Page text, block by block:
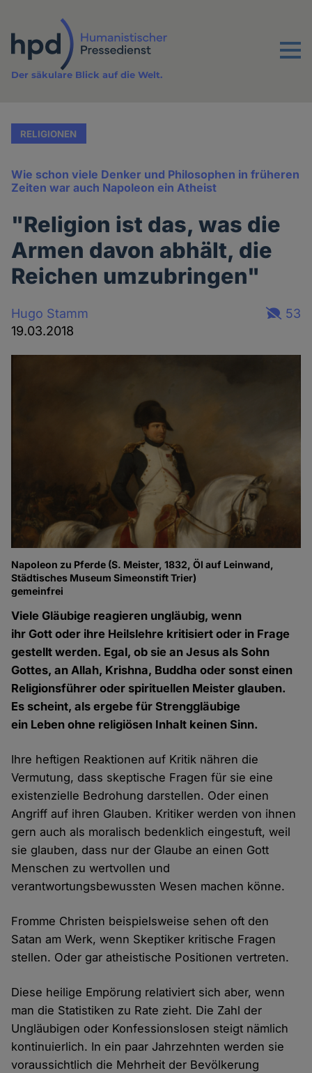
Inhalt
Menu
Der säkulare Blick auf die Welt.
RELIGIONEN
Wie schon viele Denker und Philosophen in früheren
Zeiten war auch Napoleon ein Atheist
"Religion ist das, was die
Armen davon abhält, die
Reichen umzubringen"
Hugo Stamm
19.03.2018
53
Napoleon zu Pferde (S. Meister, 1832, Öl auf Leinwand,
Städtisches Museum Simeonstift Trier)
gemeinfrei
Viele Gläubige reagieren ungläubig, wenn
ihr Gott oder ihre Heilslehre kritisiert oder in Frage
gestellt werden. Egal, ob sie an Jesus als Sohn
Gottes, an Allah, Krishna, Buddha oder sonst einen
Religionsführer oder spirituellen Meister glauben.
Es scheint, als ergebe für Strenggläubige
ein Leben ohne religiösen Inhalt keinen Sinn.
Ihre heftigen Reaktionen auf Kritik nähren die
Vermutung, dass skeptische Fragen für sie eine
existenzielle Bedrohung darstellen. Oder einen
Angriff auf ihren Glauben. Kritiker werden von ihnen
gern auch als moralisch bedenklich eingestuft, weil
sie glauben, dass nur der Glaube an einen Gott
Menschen zu wertvollen und
verantwortungsbewussten Wesen machen könne.
Fromme Christen beispielsweise sehen oft den
Satan am Werk, wenn Skeptiker kritische Fragen
stellen. Oder gar atheistische Positionen vertreten.
Diese heilige Empörung relativiert sich aber, wenn
man die Statistiken zu Rate zieht. Die Zahl der
Ungläubigen oder Konfessionslosen steigt nämlich
kontinuierlich. In ein paar Jahrzehnten werden sie
voraussichtlich die Mehrheit der Bevölkerung